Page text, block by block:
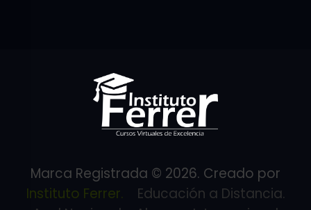
Marca Registrada © 2026. Creado por
Instituto Ferrer.
Educación a Distancia.